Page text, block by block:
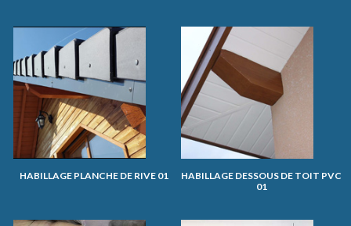
HABILLAGE PLANCHE DE RIVE 01
HABILLAGE DESSOUS DE TOIT PVC
01